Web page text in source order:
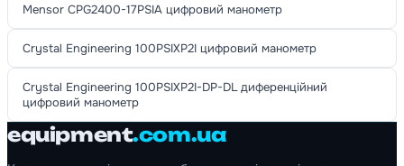
Mensor CPG2400-17PSIA цифровий манометр
Crystal Engineering 100PSIXP2I цифровий манометр
Crystal Engineering 100PSIXP2I-DP-DL диференційний
цифровий манометр
equipment.com.ua